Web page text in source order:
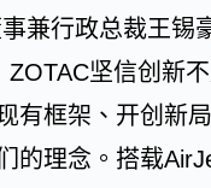
兼行政总裁王锡
ZOTAC坚信创新
有框架、开创新
的理念。搭载